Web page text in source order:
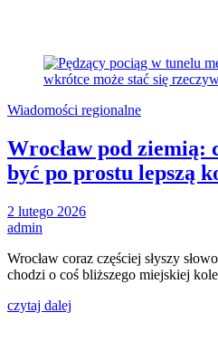
Wiadomości regionalne
Wrocław pod ziemią:
być po prostu lepszą
2 lutego 2026
admin
Wrocław coraz częściej słyszy
chodzi o coś bliższego miejskiej
czytaj dalej